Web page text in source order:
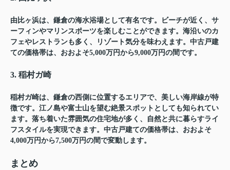
由比ヶ浜は、鎌倉の海水浴場として有名です。ビーチが近く、サ
ーフィンやマリンスポーツを楽しむことができます。海沿いのカ
フェやレストランも多く、リゾート気分を味わえます。中古戸建
ての価格帯は、おおよそ5,000万円から9,000万円の間です。
3. 稲村ガ崎
稲村ガ崎は、鎌倉の西側に位置するエリアで、美しい海岸線が特
徴です。江ノ島や富士山を望む絶景スポットとしても知られてい
ます。落ち着いた雰囲気の住宅地が多く、自然と共に暮らすライ
フスタイルを実現できます。中古戸建ての価格帯は、おおよそ
4,000万円から7,500万円の間で変動します。
まとめ